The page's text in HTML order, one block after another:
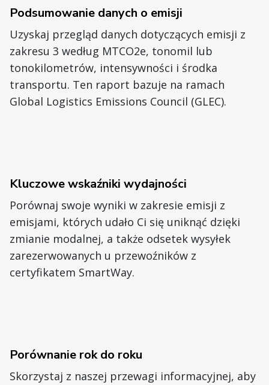
Podsumowanie danych o emisji
Uzyskaj przegląd danych dotyczących emisji z
zakresu 3 według MTCO2e, tonomil lub
tonokilometrów, intensywności i środka
transportu. Ten raport bazuje na ramach
Global Logistics Emissions Council (GLEC).
Kluczowe wskaźniki wydajności
Porównaj swoje wyniki w zakresie emisji z
emisjami, których udało Ci się uniknąć dzięki
zmianie modalnej, a także odsetek wysyłek
zarezerwowanych u przewoźników z
certyfikatem SmartWay.
Porównanie rok do roku
Skorzystaj z naszej przewagi informacyjnej, aby